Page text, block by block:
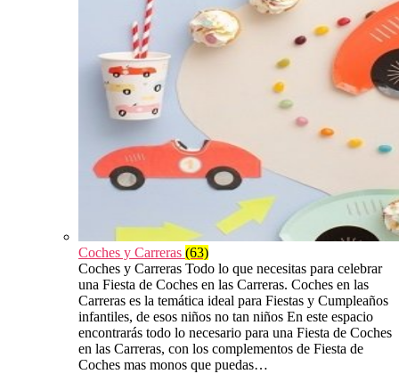
Coches y Carreras (63)
Coches y Carreras Todo lo que necesitas para celebrar
una Fiesta de Coches en las Carreras. Coches en las
Carreras es la temática ideal para Fiestas y Cumpleaños
infantiles, de esos niños no tan niños En este espacio
encontrarás todo lo necesario para una Fiesta de Coches
en las Carreras, con los complementos de Fiesta de
Coches mas monos que puedas…